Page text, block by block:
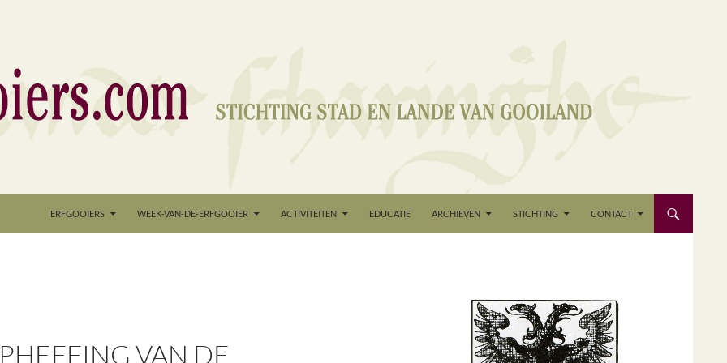
ERFGOOIERS WEEK-VAN-DE-ERFGOOIER ACTIVITEITEN EDUCATIE ARCHIEVEN STICHTING CONTACT
VAN DE